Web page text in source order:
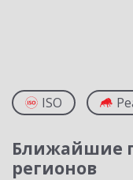
ISO
Ближайшие
регионов